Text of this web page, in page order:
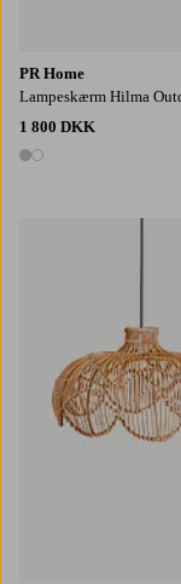
PR Home
Lampeskærm Hilma
1 800 DKK
2 farver